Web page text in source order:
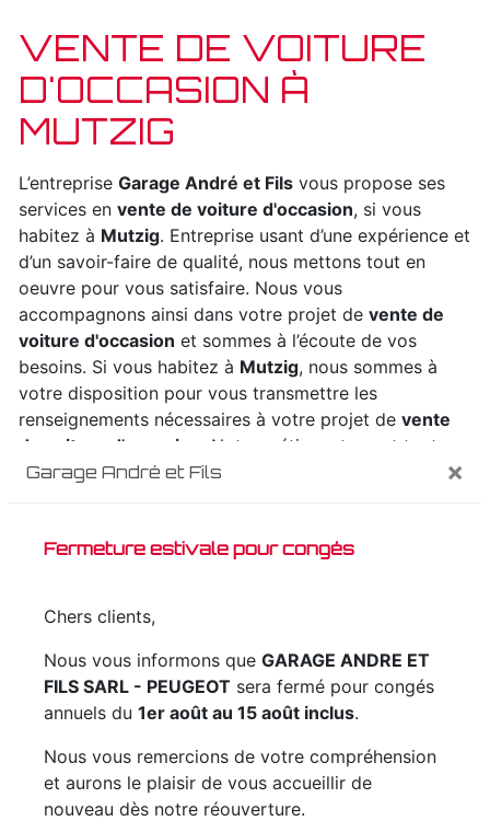
Garage André et Fils ×
Fermeture estivale pour congés
Chers clients,
Nous vous informons que GARAGE ANDRE ET
FILS SARL - PEUGEOT sera fermé pour congés
annuels du 1er août au 15 août inclus.
Nous vous remercions de votre compréhension
et aurons le plaisir de vous accueillir de
nouveau dès notre réouverture.
VENTE DE VOITURE
D'OCCASION À
MUTZIG
L’entreprise Garage André et Fils vous propose ses
services en vente de voiture d'occasion, si vous
habitez à Mutzig. Entreprise usant d’une expérience et
d’un savoir-faire de qualité, nous mettons tout en
oeuvre pour vous satisfaire. Nous vous
accompagnons ainsi dans votre projet de vente de
voiture d'occasion et sommes à l’écoute de vos
besoins. Si vous habitez à Mutzig, nous sommes à
votre disposition pour vous transmettre les
renseignements nécessaires à votre projet de vente
de voiture d'occasion
. Notre métier est avant tout
notre passion et le partager avec vous renforce
Contactez nous